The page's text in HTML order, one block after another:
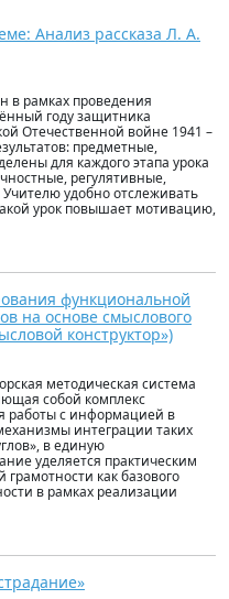
Анализ рассказа Л. А.
в рамках проведения
году защитника
Отечественной войне 1941 –
предметные,
для каждого этапа урока
регулятивные,
удобно отслеживать
урок повышает мотивацию,
функциональной
на основе смыслового
конструктор»)
методическая система
собой комплекс
работы с информацией в
интеграции таких
в единую
уделяется практическим
как базового
в рамках реализации